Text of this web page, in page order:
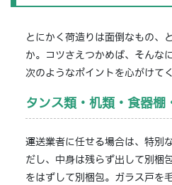
とにかく荷造りは面倒なもの、
か。コツさえつかめば、そんな
次のようなポイントを心がけて
タンス類・机類・食器棚
運送業者に任せる場合は、特別
だし、中身は残らず出して別梱
をはずして別梱包。ガラス戸を